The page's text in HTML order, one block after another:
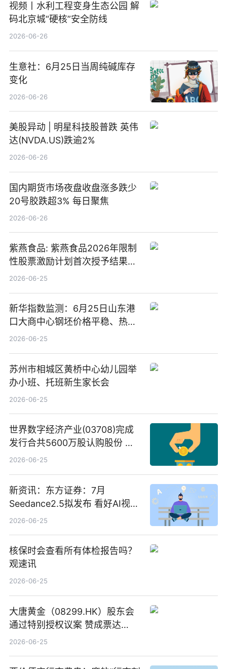
视频丨水利工程变身生态公园 解
码北京城“硬核”安全防线
2026-06-26
生意社：6月25日当周纯碱库存
变化
2026-06-26
美股异动 | 明星科技股普跌 英伟
达(NVDA.US)跌逾2%
2026-06-26
国内期货市场夜盘收盘涨多跌少
20号胶跌超3% 每日聚焦
2026-06-26
紫燕食品: 紫燕食品2026年限制
性股票激励计划首次授予结果公
告-微资讯
2026-06-25
新华指数监测：6月25日山东港
口大商中心钢坯价格平稳、热轧
C料价格微幅下跌
2026-06-25
苏州市相城区黄桥中心幼儿园举
办小班、托班新生家长会
2026-06-25
世界数字经济产业(03708)完成
发行合共5600万股认购股份 净
筹约1007万港元 独家焦点
2026-06-25
新资讯：东方证券：7月
Seedance2.5拟发布 看好AI视频
创作工作流进一步提效
2026-06-25
核保时会查看所有体检报告吗？
观速讯
2026-06-25
大唐黄金（08299.HK）股东会
通过特别授权议案 赞成票达
100%_新动态
2026-06-25